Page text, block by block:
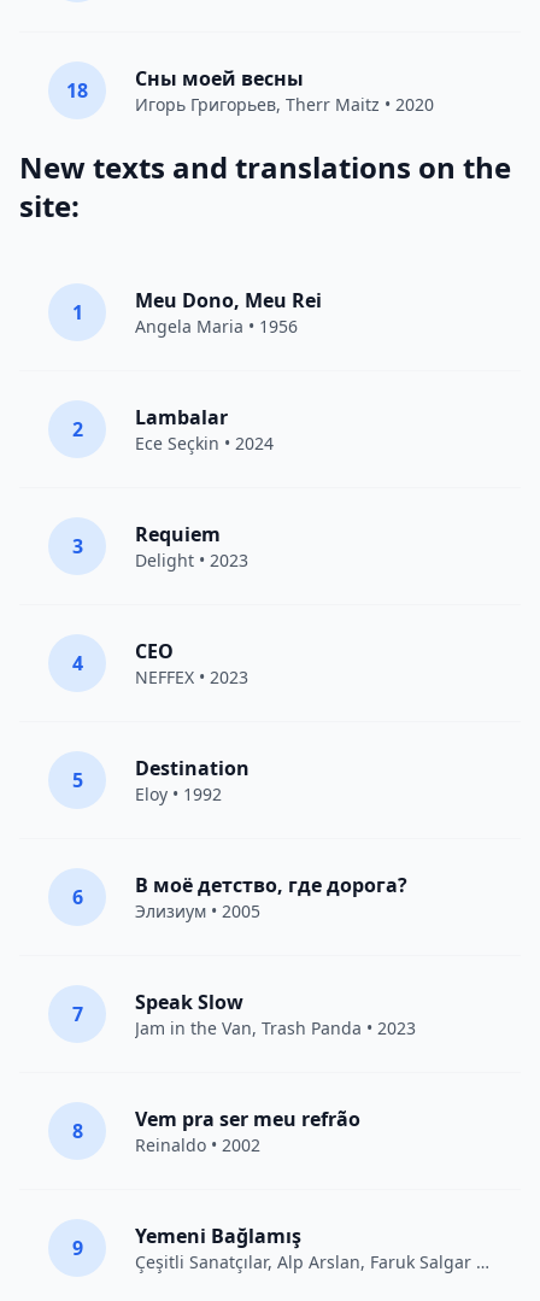
18 Сны моей весны
Игорь Григорьев, Therr Maitz • 2020
New texts and translations on the
site:
1 Meu Dono, Meu Rei
Angela Maria • 1956
2 Lambalar
Ece Seçkin • 2024
3 Requiem
Delight • 2023
4 CEO
NEFFEX • 2023
5 Destination
Eloy • 1992
6 В моё детство, где дорога?
Элизиум • 2005
7 Speak Slow
Jam in the Van, Trash Panda • 2023
8 Vem pra ser meu refrão
Reinaldo • 2002
9 Yemeni Bağlamış
Çeşitli Sanatçılar, Alp Arslan, Faruk Salgar • 2012